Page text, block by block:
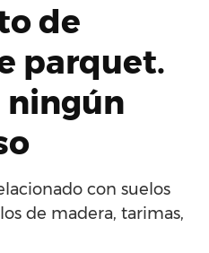
de
parquet.
ningún
con suelos
de madera, tarimas,